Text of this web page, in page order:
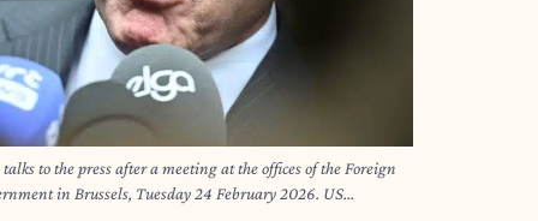
to the press after a meeting at the offices of the Foreign
in Brussels, Tuesday 24 February 2026. US